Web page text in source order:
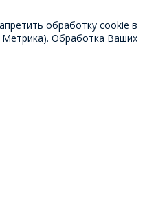
обработку cookie в
Метрика). Обработка Ваших